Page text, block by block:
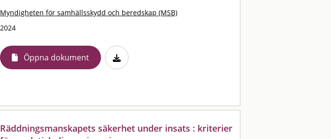
Myndigheten för samhällsskydd och beredskap (MSB)
2024
Öppna dokument
Räddningsmanskapets säkerhet under insats : kriterier